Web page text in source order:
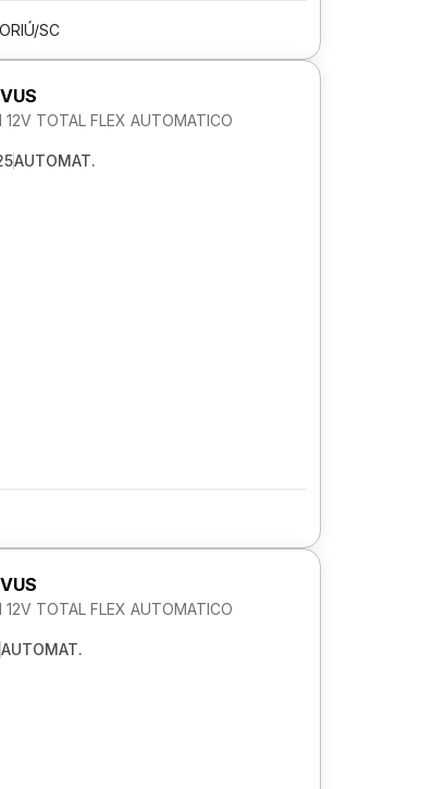
SC
12V TOTAL FLEX AUTOMATICO
AUTOMAT.
12V TOTAL FLEX AUTOMATICO
AUTOMAT.